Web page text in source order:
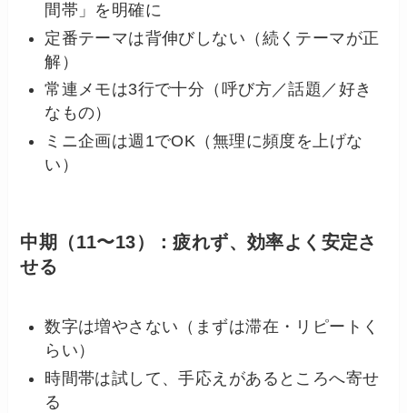
間帯」を明確に
定番テーマは背伸びしない（続くテーマが正
解）
常連メモは3行で十分（呼び方／話題／好き
なもの）
ミニ企画は週1でOK（無理に頻度を上げな
い）
中期（11〜13）：疲れず、効率よく安定さ
せる
数字は増やさない（まずは滞在・リピートく
らい）
時間帯は試して、手応えがあるところへ寄せ
る